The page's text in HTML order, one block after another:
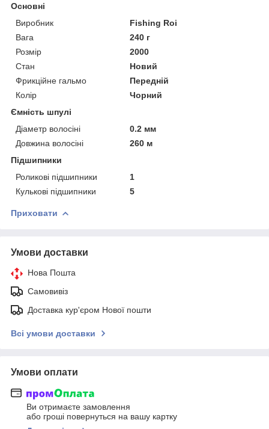
Основні
Виробник
Fishing Roi
Вага
240 г
Розмір
2000
Стан
Новий
Фрикційне гальмо
Передній
Колір
Чорний
Ємність шпулі
Діаметр волосіні
0.2 мм
Довжина волосіні
260 м
Підшипники
Роликові підшипники
1
Кулькові підшипники
5
Приховати
Умови доставки
Нова Пошта
Самовивіз
Доставка кур'єром Нової пошти
Всі умови доставки
Умови оплати
Ви отримаєте замовлення
або гроші повернуться на вашу картку